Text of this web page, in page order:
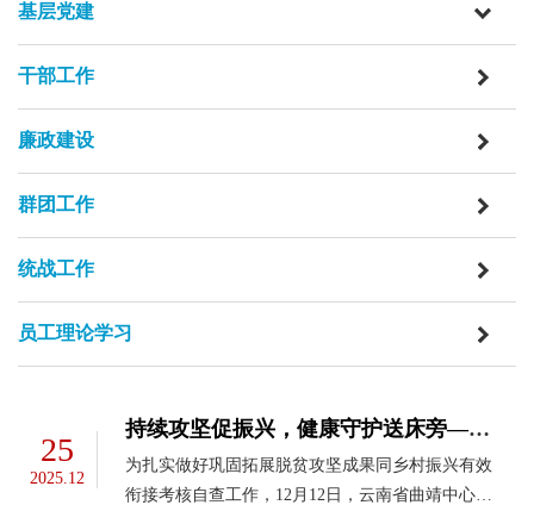
基层党建
干部工作
廉政建设
群团工作
统战工作
员工理论学习
25
2025.12
持续攻坚促振兴，健康守护送床旁——云南省曲靖中心医院到会泽县开展定点帮扶及健康帮扶工作
为扎实做好巩固拓展脱贫攻坚成果同乡村振兴有效
衔接考核自查工作，12月12日，云南省曲靖中心医